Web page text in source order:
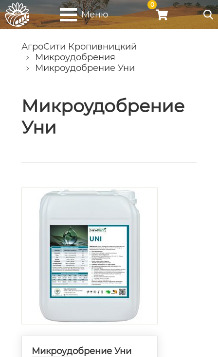
Меню
0
АгроСити Кропивницкий
Микроудобрения
Микроудобрение Уни
Микроудобрение
Уни
Микроудобрение Уни